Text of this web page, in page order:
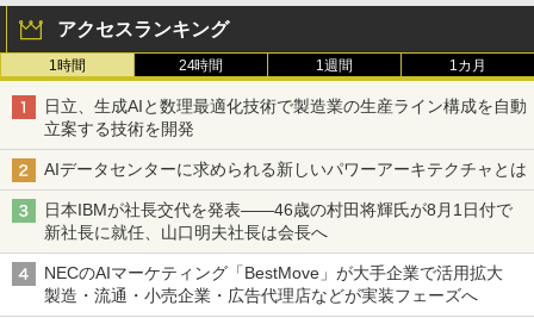
アクセスランキング
1時間 24時間 1週間 1カ月
日立、生成AIと数理最適化技術で製造業の生産ライン構成を自動
立案する技術を開発
AIデータセンターに求められる新しいパワーアーキテクチャとは
日本IBMが社長交代を発表――46歳の村田将輝氏が8月1日付で
新社長に就任、山口明夫社長は会長へ
NECのAIマーケティング「BestMove」が大手企業で活用拡大
製造・流通・小売企業・広告代理店などが実装フェーズへ